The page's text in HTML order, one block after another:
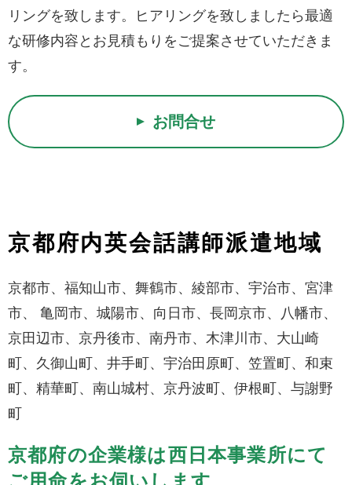
リングを致します。ヒアリングを致しましたら最適
な研修内容とお見積もりをご提案させていただきま
す。
お問合せ
京都府内英会話講師派遣地域
京都市、福知山市、舞鶴市、綾部市、宇治市、宮津
市、 亀岡市、城陽市、向日市、長岡京市、八幡市、
京田辺市、京丹後市、南丹市、木津川市、大山崎
町、久御山町、井手町、宇治田原町、笠置町、和束
町、精華町、南山城村、京丹波町、伊根町、与謝野
町
京都府の企業様は西日本事業所にて
ご用命をお伺いします